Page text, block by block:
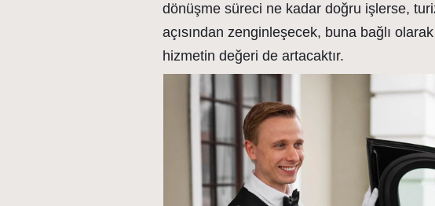
dönüşme süreci ne kadar doğru işlerse,
açısından zenginleşecek, buna bağlı
hizmetin değeri de artacaktır.